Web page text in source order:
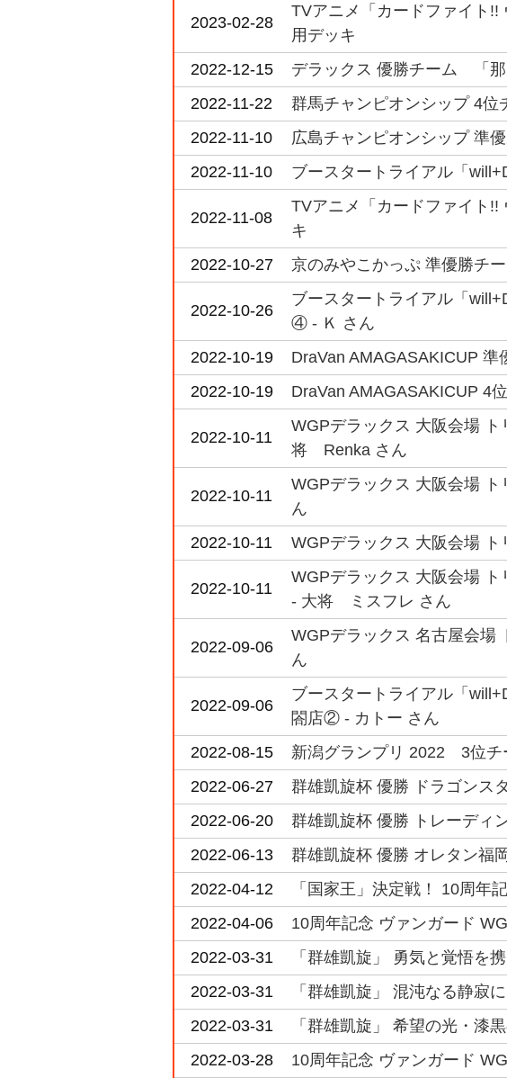
2023-02-28
TVアニメ「カードファイト
用デッキ
2022-12-15
デラックス 優勝チーム 「
2022-11-22
群馬チャンピオンシップ 4
2022-11-10
広島チャンピオンシップ 準
2022-11-10
ブースタートライアル「
2022-11-08
TVアニメ「カードファイト
キ
2022-10-27
京のみやこかっぷ 準優勝チ
2022-10-26
ブースタートライアル「
④ - Ｋ さん
2022-10-19
DraVan AMAGASAKICUP
2022-10-19
DraVan AMAGASAKICUP
2022-10-11
WGPデラックス 大阪会場
将 Renka さん
2022-10-11
WGPデラックス 大阪会場
ん
2022-10-11
WGPデラックス 大阪会場
2022-10-11
WGPデラックス 大阪会場
- 大将 ミスフレ さん
2022-09-06
WGPデラックス 名古屋会
ん
2022-09-06
ブースタートライアル「
閤店② - カトー さん
2022-08-15
新潟グランプリ 2022 3位
2022-06-27
群雄凱旋杯 優勝 ドラゴンス
2022-06-20
群雄凱旋杯 優勝 トレーディ
2022-06-13
群雄凱旋杯 優勝 オレタン福
2022-04-12
「国家王」決定戦！ 10周年
2022-04-06
10周年記念 ヴァンガード
2022-03-31
「群雄凱旋」 勇気と覚悟を
2022-03-31
「群雄凱旋」 混沌なる静寂
2022-03-31
「群雄凱旋」 希望の光・漆
2022-03-28
10周年記念 ヴァンガード